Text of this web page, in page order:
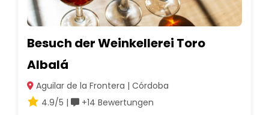
Besuch der Weinkellerei Toro
Albalá
Aguilar de la Frontera | Córdoba
4.9/5 |
+14 Bewertungen